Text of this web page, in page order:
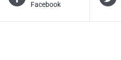
Facebook